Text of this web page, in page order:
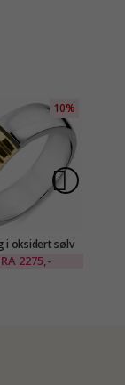
10%
i oksidert sølv
karat gull
2275,-